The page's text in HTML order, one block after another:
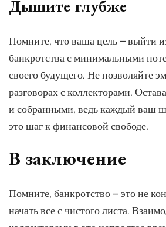
Дышите глубже
Помните, что ваша цель – выйти
банкротства с минимальными
своего будущего. Не позволяйте
разговорах с коллекторами.
и собранными, ведь каждый ваш
это шаг к финансовой свободе.
В заключение
Помните, банкротство – это не
начать все с чистого листа.